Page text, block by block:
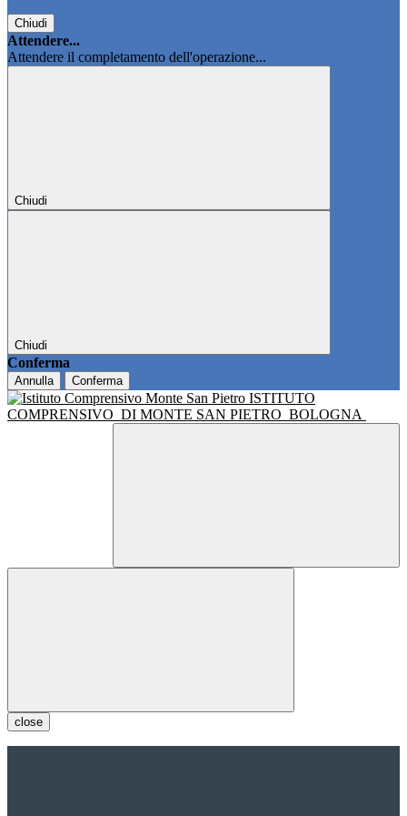
Chiudi
Attendere...
Attendere il completamento dell'operazione...
Chiudi
Chiudi
Conferma
Annulla Conferma
ISTITUTO
COMPRENSIVO DI MONTE SAN PIETRO BOLOGNA
close